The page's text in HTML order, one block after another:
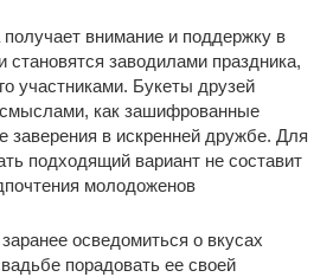
внимание и поддержку в
становятся заводилами праздника,
участниками. Букеты друзей
как зашифрованные
заверения в искренней дружбе. Для
подходящий вариант не составит
молодоженов
осведомиться о вкусах
порадовать ее своей